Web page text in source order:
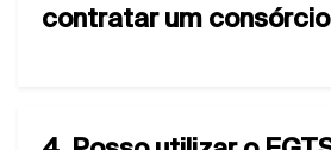
contratar um